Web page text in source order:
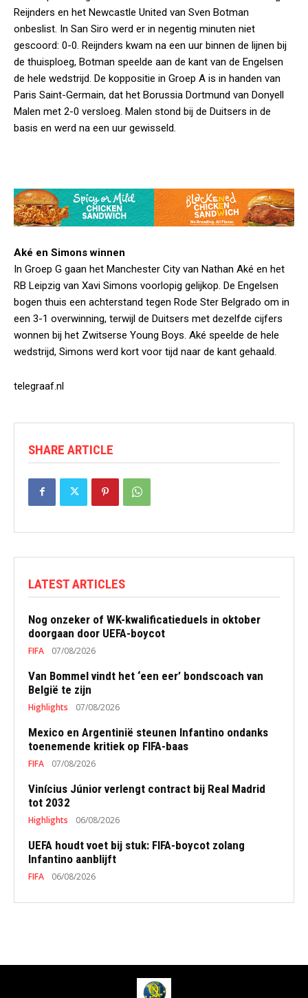
Reijnders en het Newcastle United van Sven Botman
onbeslist. In San Siro werd er in negentig minuten niet
gescoord: 0-0. Reijnders kwam na een uur binnen de lijnen bij
de thuisploeg, Botman speelde aan de kant van de Engelsen
de hele wedstrijd. De koppositie in Groep A is in handen van
Paris Saint-Germain, dat het Borussia Dortmund van Donyell
Malen met 2-0 versloeg. Malen stond bij de Duitsers in de
basis en werd na een uur gewisseld.
Aké en Simons winnen
In Groep G gaan het Manchester City van Nathan Aké en het
RB Leipzig van Xavi Simons voorlopig gelijkop. De Engelsen
bogen thuis een achterstand tegen Rode Ster Belgrado om in
een 3-1 overwinning, terwijl de Duitsers met dezelfde cijfers
wonnen bij het Zwitserse Young Boys. Aké speelde de hele
wedstrijd, Simons werd kort voor tijd naar de kant gehaald.
telegraaf.nl
SHARE ARTICLE
LATEST ARTICLES
Nog onzeker of WK-kwalificatieduels in oktober
doorgaan door UEFA-boycot
FIFA 07/08/2026
Van Bommel vindt het ‘een eer’ bondscoach van
België te zijn
Highlights 07/08/2026
Mexico en Argentinië steunen Infantino ondanks
toenemende kritiek op FIFA-baas
FIFA 07/08/2026
Vinícius Júnior verlengt contract bij Real Madrid
tot 2032
Highlights 06/08/2026
UEFA houdt voet bij stuk: FIFA-boycot zolang
Infantino aanblijft
FIFA 06/08/2026